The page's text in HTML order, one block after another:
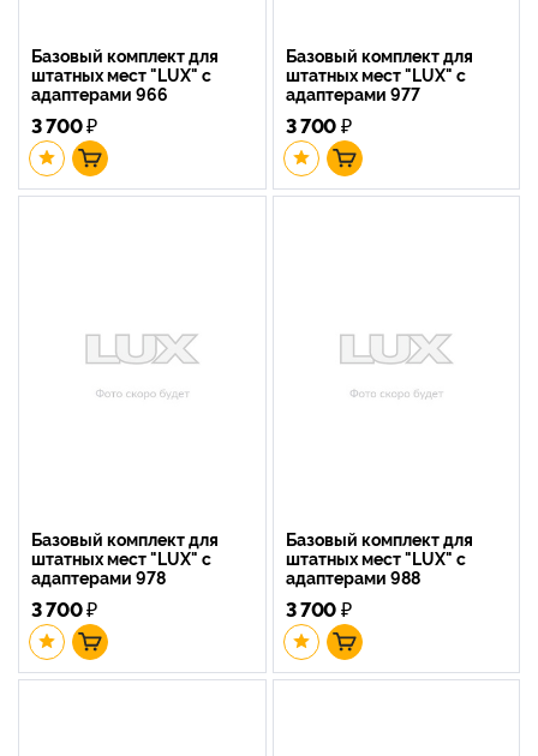
Базовый комплект для
штатных мест "LUX" с
адаптерами 966
3 700₽
Базовый комплект для
штатных мест "LUX" с
адаптерами 977
3 700₽
Базовый комплект для
штатных мест "LUX" с
адаптерами 978
3 700₽
Базовый комплект для
штатных мест "LUX" с
адаптерами 988
3 700₽